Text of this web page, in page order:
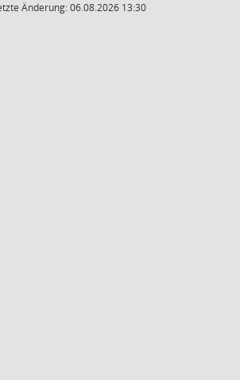
Änderung: 06.08.2026 13:30